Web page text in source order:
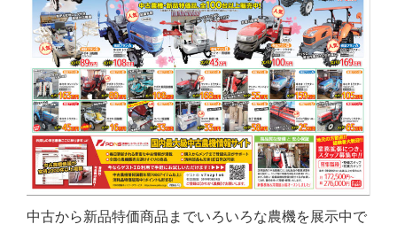
中古から新品特価商品までいろいろな農機を展示中で